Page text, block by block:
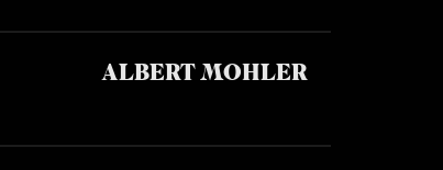
ALBERT MOHLER